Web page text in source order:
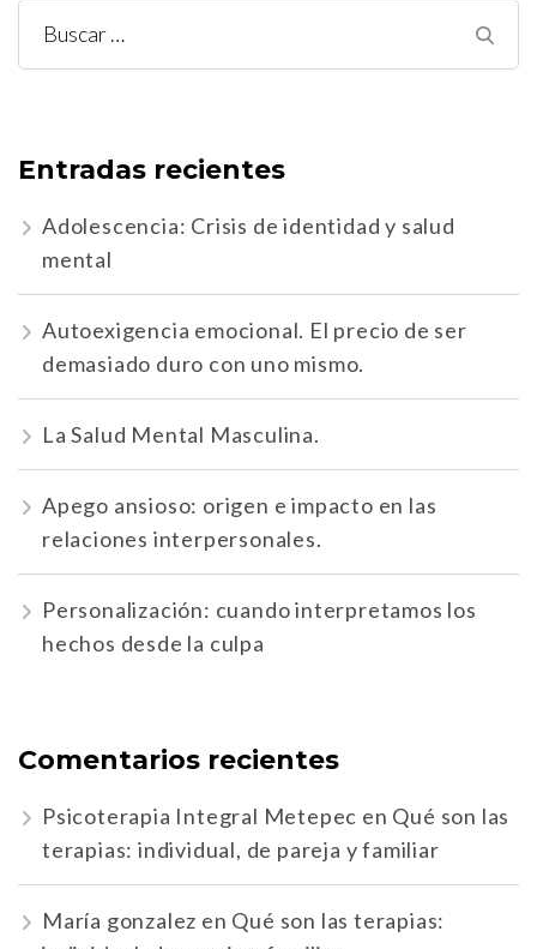
Buscar:
Entradas recientes
Adolescencia: Crisis de identidad y salud
mental
Autoexigencia emocional. El precio de ser
demasiado duro con uno mismo.
La Salud Mental Masculina.
Apego ansioso: origen e impacto en las
relaciones interpersonales.
Personalización: cuando interpretamos los
hechos desde la culpa
Comentarios recientes
Psicoterapia Integral Metepec en Qué son las
terapias: individual, de pareja y familiar
María gonzalez en Qué son las terapias: